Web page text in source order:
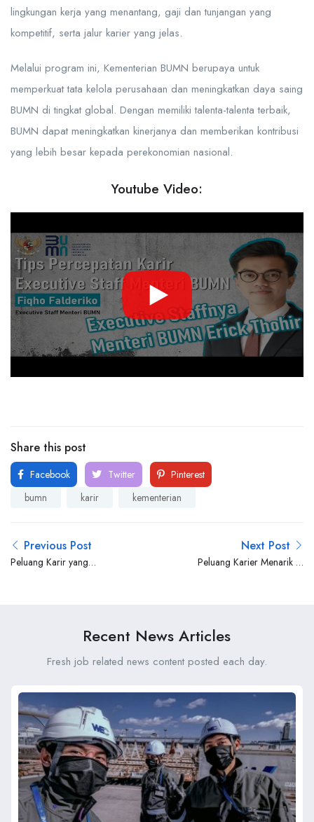
lingkungan kerja yang menantang, gaji dan tunjangan yang
kompetitif, serta jalur karier yang jelas.
Melalui program ini, Kementerian BUMN berupaya untuk
memperkuat tata kelola perusahaan dan meningkatkan daya saing
BUMN di tingkat global. Dengan memiliki talenta-talenta terbaik,
BUMN dapat meningkatkan kinerjanya dan memberikan kontribusi
yang lebih besar kepada perekonomian nasional.
Youtube Video:
Share this post
Facebook Twitter
Pinterest
bumn
karir kementerian
Previous Post
Peluang Karir yang
Next Post
Peluang Karier Menarik di
Recent News Articles
Fresh job related news content posted each day.